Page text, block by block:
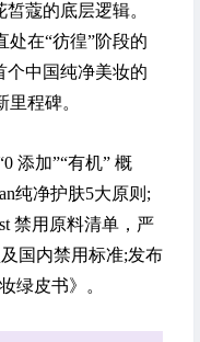
蔻的底层逻辑。
处在“彷徨”阶段的
个中国纯净美妆的
程碑。
加”“有机” 概
纯净护肤5大原则;
禁用原料清单，严
国内禁用标准;发布
绿皮书》。